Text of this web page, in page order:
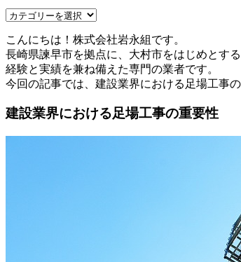
こんにちは！株式会社岩永組です。
長崎県諫早市を拠点に、大村市をはじめとす
経験と実績を兼ね備えた専門の業者です。
今回の記事では、建設業界における足場工事
建設業界における足場工事の重要性